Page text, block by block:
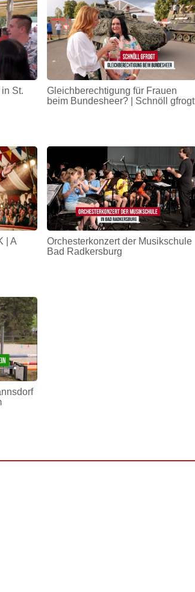
St.
Gleichberechtigung für Frauen
beim Bundesheer? | Schnöll gfrogt
| A
Orchesterkonzert der Musikschule
Bad Radkersburg